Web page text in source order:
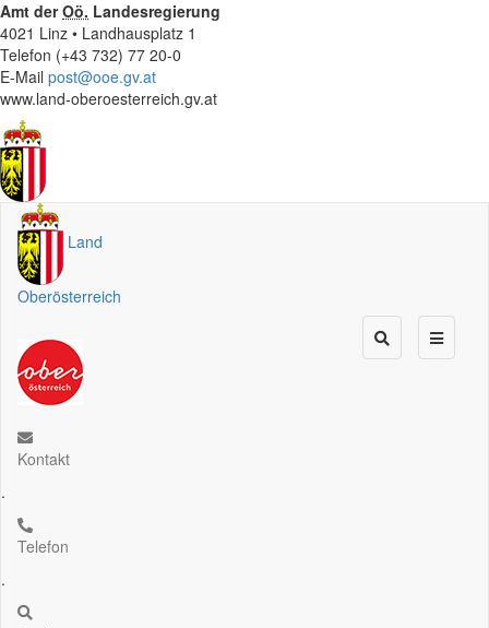
Amt derOö. Landesregierung
4021 Linz • Landhausplatz 1
Telefon (+43 732) 77 20-0
E-Mail post@ooe.gv.at
www.land-oberoesterreich.gv.at
Land
Oberösterreich
Kontakt
.
Telefon
.